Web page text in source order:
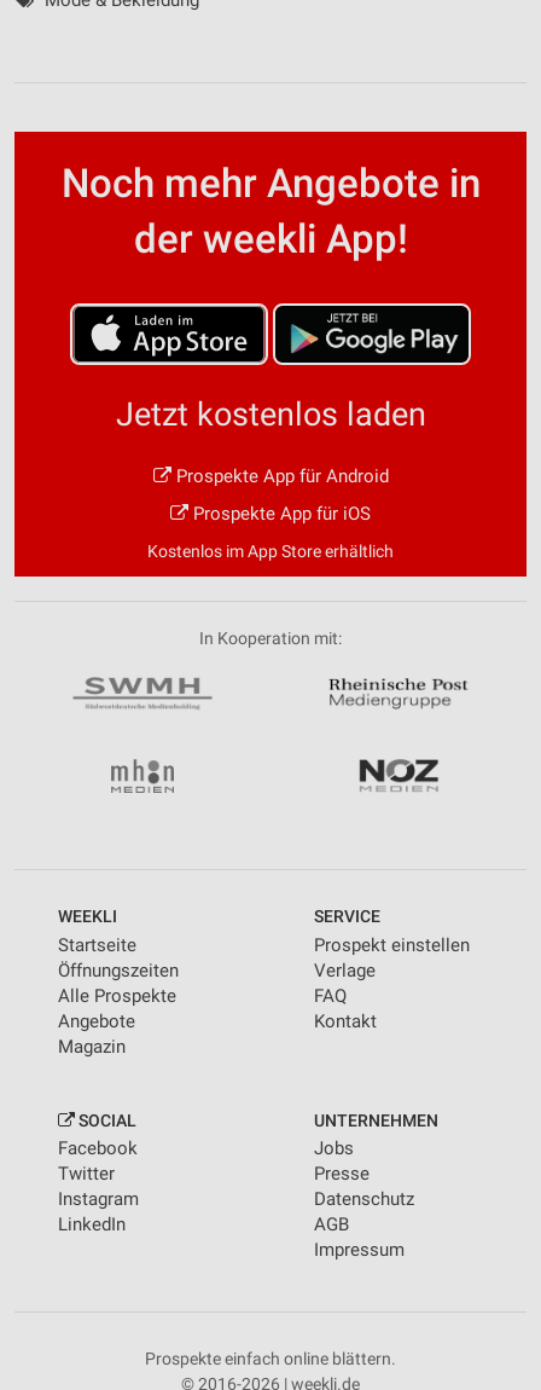
Noch mehr Angebote in
der weekli App!
Jetzt kostenlos laden
Prospekte App für Android
Prospekte App für iOS
Kostenlos im App Store erhältlich
In Kooperation mit:
WEEKLI
Startseite
Öffnungszeiten
Alle Prospekte
Angebote
Magazin
SERVICE
Prospekt einstellen
Verlage
FAQ
Kontakt
SOCIAL
Facebook
Twitter
Instagram
LinkedIn
UNTERNEHMEN
Jobs
Presse
Datenschutz
AGB
Impressum
Prospekte einfach online blättern.
© 2016-2026 | weekli.de